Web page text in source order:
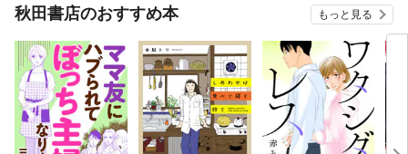
秋田書店のおすすめ本 もっと見る